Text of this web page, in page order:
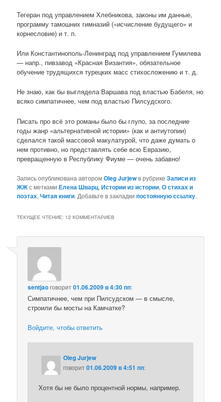
Тегеран под управлением Хлебникова, законы им данные,
программу тамошних гимназий («исчисление будущего» и
корнесловие) и т. п.
Или Константинополь-Ленинград под управлением Гумилева
— напр., пивзавод «Красная Византия», обязательное
обучение трудящихся турецких масс стихосложению и т. д.
Не знаю, как бы выглядела Варшава под властью Бабеля, но
всяко симпатичнее, чем под властью Пилсудского.
Писать про всё это романы было бы глупо, за последние
годы жанр «альтернативной истории» (как и антиутопии)
сделался такой массовой макулатурой, что даже думать о
нем противно, но представлять себе всю Евразию,
превращенную в Республику Фиуме — очень забавно!
Запись опубликована авторомOleg Jurjewв рубрикеЗаписи из
ЖЖс меткамиЕлена Шварц,Истории из истории,О стихах и
поэтах,Читая книги. Добавьте в закладкипостоянную ссылку.
ТЕКУЩЕЕ ЧТЕНИЕ: 12 КОММЕНТАРИЕВ
sentjaoговорит01.06.2009 в 4:30 пп:
Симпатичнее, чем при Пилсудском — в смысле,
строили бы мосты на Камчатке?
Войдите, чтобы ответить
Oleg Jurjew
говорит01.06.2009 в 4:51 пп:
Хотя бы не было процентной нормы, например.